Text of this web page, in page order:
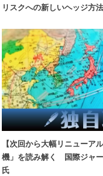
リスクへの新しいヘッジ方
【次回から大幅リニューア
機」を読み解く 国際ジャ
氏